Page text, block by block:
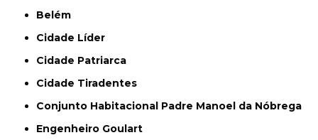
Belém
Cidade Líder
Cidade Patriarca
Cidade Tiradentes
Conjunto Habitacional Padre Manoel da Nóbrega
Engenheiro Goulart